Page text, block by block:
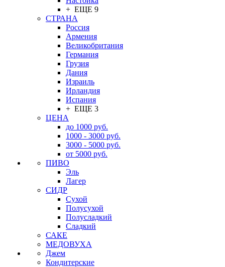
+ ЕЩЕ 9
СТРАНА
Россия
Армения
Великобритания
Германия
Грузия
Дания
Израиль
Ирландия
Испания
+ ЕЩЕ 3
ЦЕНА
до 1000 руб.
1000 - 3000 руб.
3000 - 5000 руб.
от 5000 руб.
ПИВО
Эль
Лагер
СИДР
Сухой
Полусухой
Полусладкий
Сладкий
САКЕ
МЕДОВУХА
Джем
Кондитерские